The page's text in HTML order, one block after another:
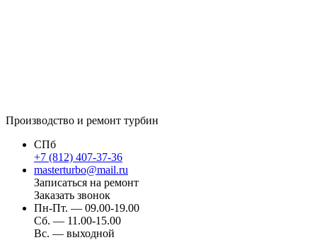
Производство и ремонт турбин
СПб
+7 (812) 407-37-36
masterturbo@mail.ru
Записаться на ремонт
Заказать звонок
Пн-Пт. — 09.00-19.00
Сб. — 11.00-15.00
Вс. — выходной